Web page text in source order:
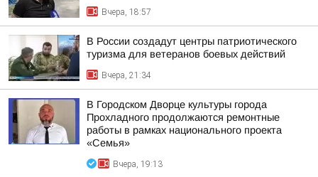
Вчера, 18:57
В России создадут центры патриотического
туризма для ветеранов боевых действий
Вчера, 21:34
В Городском Дворце культуры города
Прохладного продолжаются ремонтные
работы в рамках национального проекта
«Семья»
Вчера, 19:13